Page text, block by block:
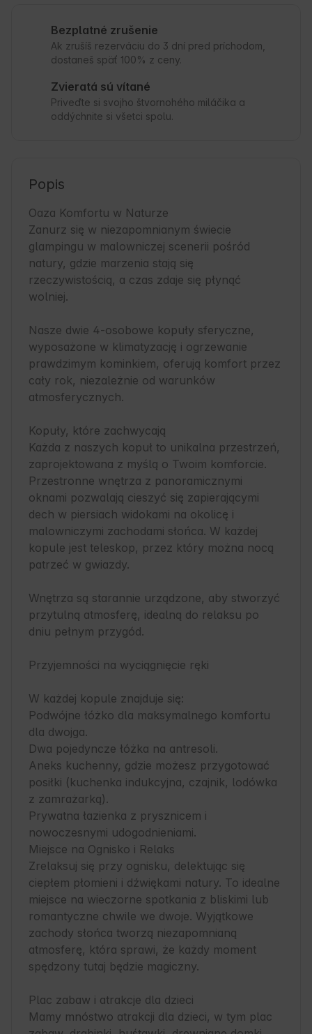
Bezplatné zrušenie
Ak zrušíš rezerváciu do 3 dní pred príchodom,
dostaneš späť 100% z ceny.
Zvieratá sú vítané
Priveďte si svojho štvornohého miláčika a
oddýchnite si všetci spolu.
Popis
Oaza Komfortu w Naturze
Zanurz się w niezapomnianym świecie
glampingu w malowniczej scenerii pośród
natury, gdzie marzenia stają się
rzeczywistością, a czas zdaje się płynąć
wolniej.
Nasze dwie 4-osobowe kopuły sferyczne,
wyposażone w klimatyzację i ogrzewanie
prawdzimym kominkiem, oferują komfort przez
cały rok, niezależnie od warunków
atmosferycznych.
Kopuły, które zachwycają
Każda z naszych kopuł to unikalna przestrzeń,
zaprojektowana z myślą o Twoim komforcie.
Przestronne wnętrza z panoramicznymi
oknami pozwalają cieszyć się zapierającymi
dech w piersiach widokami na okolicę i
malowniczymi zachodami słońca. W każdej
kopule jest teleskop, przez który można nocą
patrzeć w gwiazdy.
Wnętrza są starannie urządzone, aby stworzyć
przytulną atmosferę, idealną do relaksu po
dniu pełnym przygód.
Przyjemności na wyciągnięcie ręki
W każdej kopule znajduje się:
Podwójne łóżko dla maksymalnego komfortu
dla dwojga.
Dwa pojedyncze łóżka na antresoli.
Aneks kuchenny, gdzie możesz przygotować
posiłki (kuchenka indukcyjna, czajnik, lodówka
z zamrażarką).
Prywatna łazienka z prysznicem i
nowoczesnymi udogodnieniami.
Miejsce na Ognisko i Relaks
Zrelaksuj się przy ognisku, delektując się
ciepłem płomieni i dźwiękami natury. To idealne
miejsce na wieczorne spotkania z bliskimi lub
romantyczne chwile we dwoje. Wyjątkowe
zachody słońca tworzą niezapomnianą
atmosferę, która sprawi, że każdy moment
spędzony tutaj będzie magiczny.
Plac zabaw i atrakcje dla dzieci
Mamy mnóstwo atrakcji dla dzieci, w tym plac